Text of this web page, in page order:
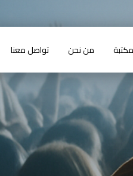
من نحن تواصل معنا